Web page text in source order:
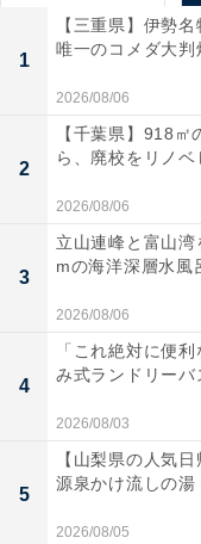
1
【三重県】伊勢
唯一のコメダ大
2026/08/06
2
【千葉県】918
ら、廃校をリノ
2026/08/06
3
立山連峰と富山
mの海洋深層水風
2026/08/06
4
「これ絶対に便
み式ランドリー
2026/08/03
5
【山梨県の人気
源泉かけ流しの
2026/08/05